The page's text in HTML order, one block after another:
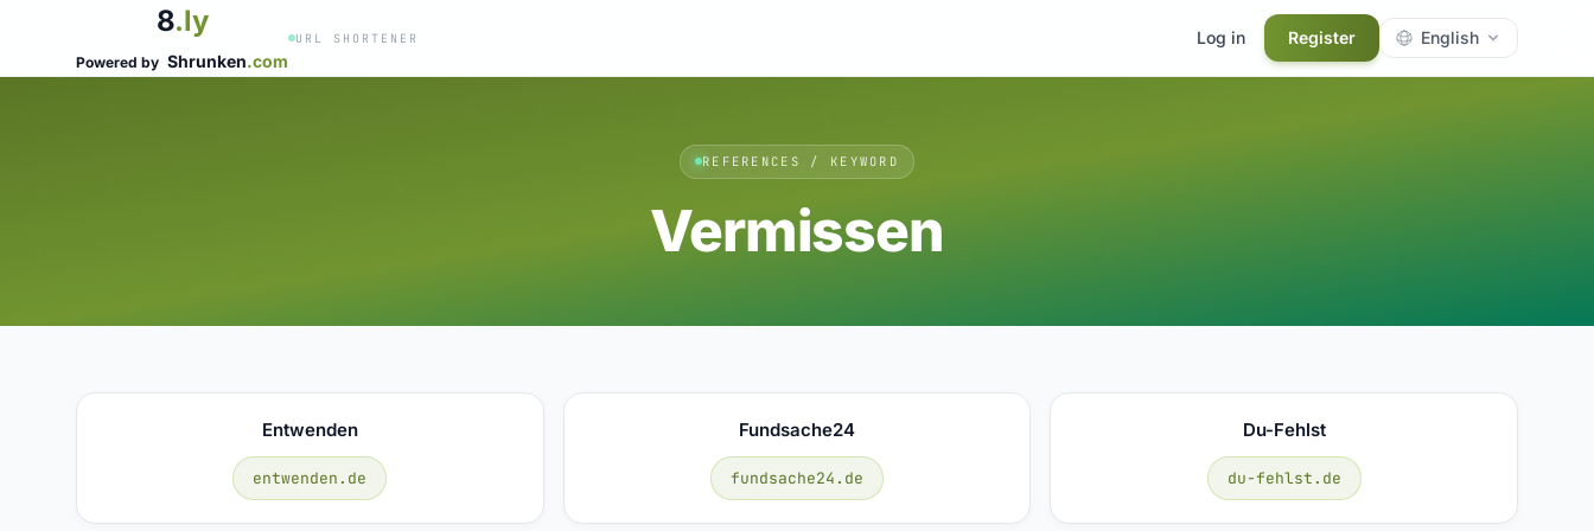
8.ly
Powered by Shrunken.com
URL SHORTENER Log in Register English
REFERENCES / KEYWORD
Vermissen
Entwenden
entwenden.de
Fundsache24
fundsache24.de
Du-Fehlst
du-fehlst.de